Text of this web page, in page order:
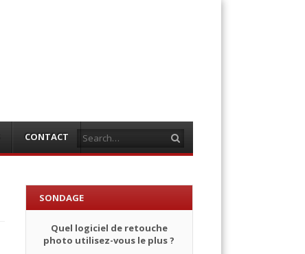
CONTACT
SONDAGE
Quel logiciel de retouche
photo utilisez-vous le plus ?